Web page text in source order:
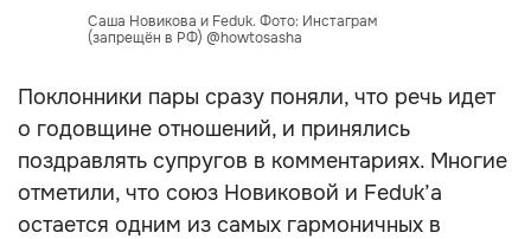
Саша Новикова и Feduk. Фото: Инстаграм
(запрещён в РФ) @howtosasha
Поклонники пары сразу поняли, что речь идет
о годовщине отношений, и принялись
поздравлять супругов в комментариях. Многие
отметили, что союз Новиковой и Feduk’a
остается одним из самых гармоничных в